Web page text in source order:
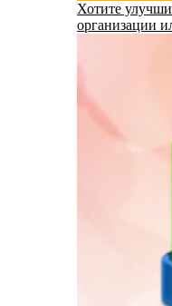
Хотите
организации